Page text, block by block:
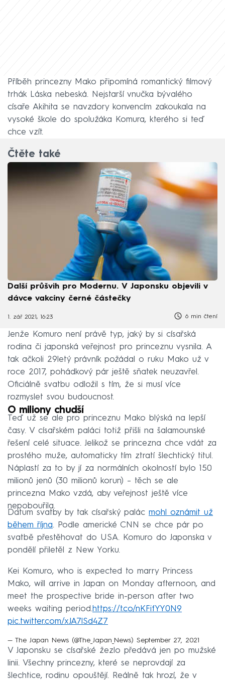
Příběh princezny Mako připomíná romantický filmový
trhák Láska nebeská. Nejstarší vnučka bývalého
císaře Akihita se navzdory konvencím zakoukala na
vysoké škole do spolužáka Komura, kterého si teď
chce vzít.
Čtěte také
Další průšvih pro Modernu. V Japonsku objevili v
dávce vakcíny černé částečky
1. zář 2021, 16:23 6 min čtení
Jenže Komuro není právě typ, jaký by si císařská
rodina či japonská veřejnost pro princeznu vysnila. A
tak ačkoli 29letý právník požádal o ruku Mako už v
roce 2017, pohádkový pár ještě sňatek neuzavřel.
Oficiálně svatbu odložil s tím, že si musí více
rozmyslet svou budoucnost.
O miliony chudší
Teď už se ale pro princeznu Mako blýská na lepší
časy. V císařském paláci totiž přišli na šalamounské
řešení celé situace. Jelikož se princezna chce vdát za
prostého muže, automaticky tím ztratí šlechtický titul.
Náplastí za to by jí za normálních okolností bylo 150
milionů jenů (30 milionů korun) – těch se ale
princezna Mako vzdá, aby veřejnost ještě více
nepobouřila.
Datum svatby by tak císařský palác mohl oznámit už
během října. Podle americké CNN se chce pár po
svatbě přestěhovat do USA. Komuro do Japonska v
pondělí přiletěl z New Yorku.
Kei Komuro, who is expected to marry Princess
Mako, will arrive in Japan on Monday afternoon, and
meet the prospective bride in-person after two
weeks waiting period.https://t.co/nKFifYY0N9
pic.twitter.com/xJA7lSd4Z7
— The Japan News (@The_Japan_News) September 27, 2021
V Japonsku se císařské žezlo předává jen po mužské
linii. Všechny princezny, které se neprovdají za
šlechtice, rodinu opouštějí. Reálně tak hrozí, že v